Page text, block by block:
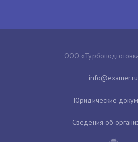
ООО
Юридические
Сведения об